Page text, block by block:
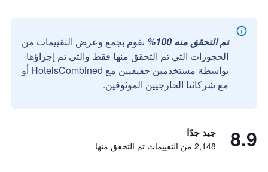
تم التحقق منه 100%
نقوم بجمع وعرض التقييمات من
الحجوزات التي تم التحقق منها فقط والتي تم إجراؤها
بواسطة مستخدمين حقيقيين مع HotelsCombined أو
مع شركائنا الخارجيين الموثوقين.
8.9 جيد جدًا
2,148 من التقييمات تم التحقق منها